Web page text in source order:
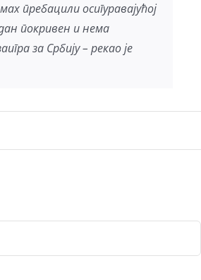
пребацили осигуравајућој
покривен и нема
за Србију – рекао је